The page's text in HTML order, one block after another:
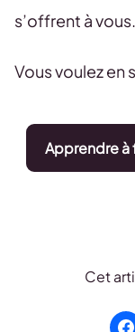
s’offrent à vous.
Vous voulez en
Apprendre à
Cet